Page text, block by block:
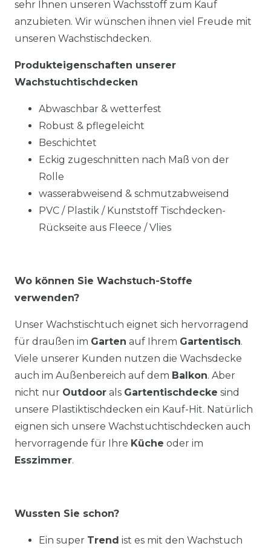
sehr Ihnen unseren Wachsstoff zum Kauf
anzubieten. Wir wünschen ihnen viel Freude mit
unseren Wachstischdecken.
Produkteigenschaften unserer
Wachstuchtischdecken
Abwaschbar & wetterfest
Robust & pflegeleicht
Beschichtet
Eckig zugeschnitten nach Maß von der
Rolle
wasserabweisend & schmutzabweisend
PVC / Plastik / Kunststoff Tischdecken-
Rückseite aus Fleece / Vlies
Wo können Sie Wachstuch-Stoffe
verwenden?
Unser Wachstischtuch eignet sich hervorragend
für draußen im Garten auf Ihrem Gartentisch.
Viele unserer Kunden nutzen die Wachsdecke
auch im Außenbereich auf dem Balkon. Aber
nicht nur Outdoor als Gartentischdecke sind
unsere Plastiktischdecken ein Kauf-Hit. Natürlich
eignen sich unsere Wachstuchtischdecken auch
hervorragende für Ihre Küche oder im
Esszimmer.
Wussten Sie schon?
Ein super Trend ist es mit den Wachstuch